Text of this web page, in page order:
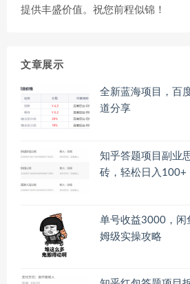
提供丰盛价值。祝您前程似锦！
文章展示
全新蓝海项目，百
道分享
知乎答题项目副业
砖，轻松日入100+
单号收益3000，闲
姆级实操攻略